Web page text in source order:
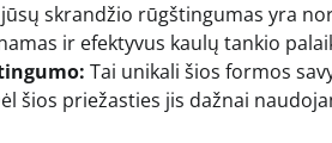
jūsų skrandžio rūgštingumas yra
ir efektyvus kaulų tankio
Tai unikali šios formos
šios priežasties jis dažnai